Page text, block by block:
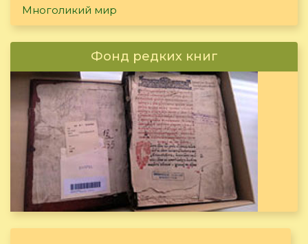
Многоликий мир
Фонд редких книг